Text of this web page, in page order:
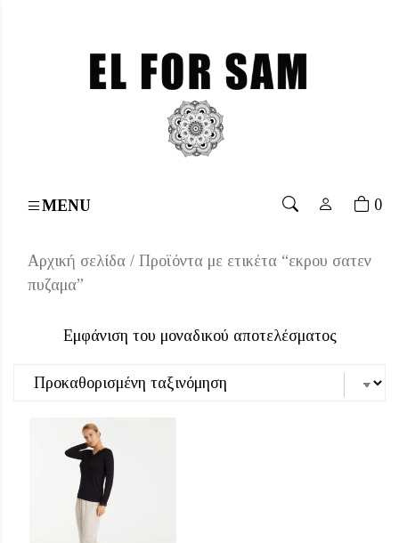
MENU 0
Αρχική σελίδα / Προϊόντα με ετικέτα “εκρου σατεν
πυζαμα”
Εμφάνιση του μοναδικού αποτελέσματος